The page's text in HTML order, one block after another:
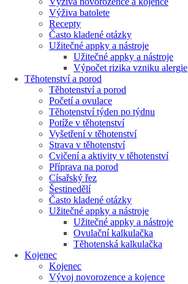
Výživa batolete
Recepty
Často kladené otázky
Užitečné appky a nástroje
Užitečné appky a nástroje
Výpočet rizika vzniku alergie
Těhotenství a porod
Těhotenství a porod
Početí a ovulace
Těhotenství týden po týdnu
Potíže v těhotenství
Vyšetření v těhotenství
Strava v těhotenství
Cvičení a aktivity v těhotenství
Příprava na porod
Císařský řez
Šestinedělí
Často kladené otázky
Užitečné appky a nástroje
Užitečné appky a nástroje
Ovulační kalkulačka
Těhotenská kalkulačka
Kojenec
Kojenec
Vývoj novorozence a kojence